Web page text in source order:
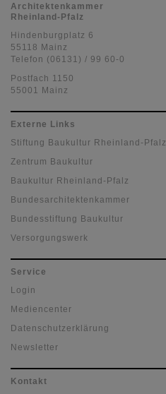
Architektenkammer
Rheinland-Pfalz
Hindenburgplatz 6
55118 Mainz
Telefon (06131) / 99 60-0
Postfach 1150
55001 Mainz
Externe Links
Stiftung Baukultur Rheinland-Pfalz
Zentrum Baukultur
Baukultur Rheinland-Pfalz
Bundesarchitektenkammer
Bundesstiftung Baukultur
Versorgungswerk
Service
Login
Mediencenter
Datenschutzerklärung
Newsletter
Kontakt